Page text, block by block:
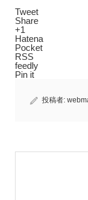
Tweet
Share
+1
Hatena
Pocket
RSS
feedly
Pin it
投稿者: